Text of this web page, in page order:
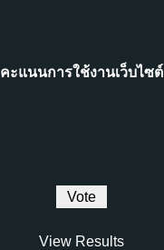
คะแนนการใช้งานเว็บไซต์
View Results